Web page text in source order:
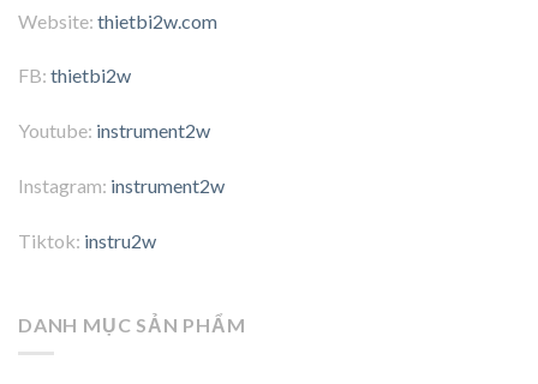
Website: thietbi2w.com
FB: thietbi2w
Youtube: instrument2w
Instagram: instrument2w
Tiktok: instru2w
DANH MỤC SẢN PHẨM